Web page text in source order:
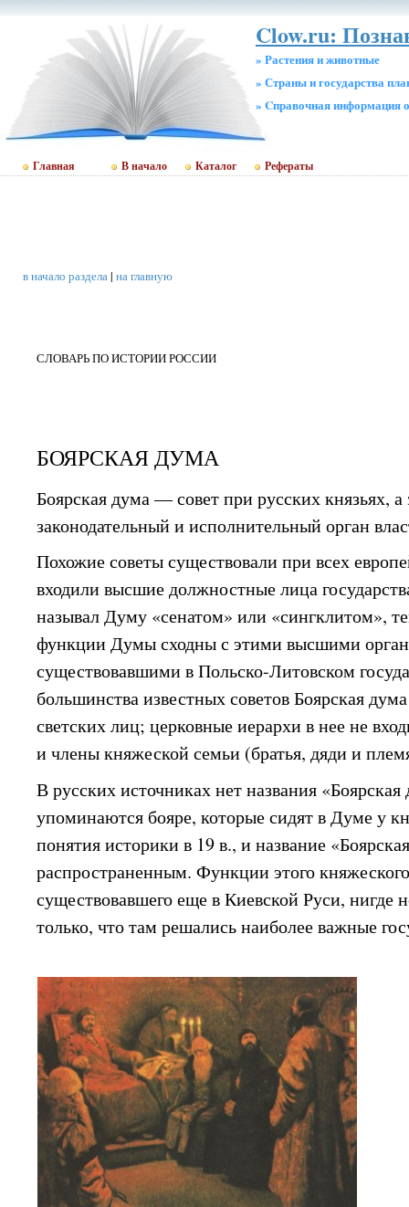
Clow.ru:
» Растения и животные
» Страны и государства
» Cправочная информация
Главная В начало Каталог Рефераты
в начало раздела| на главную
СЛОВАРЬ ПО ИСТОРИИ РОССИИ
БОЯРСКАЯ ДУМА
Боярская дума — совет при русских князьях,
законодательный и исполнительный орган
Похожие советы существовали при всех
входили высшие должностные лица
называл Думу «сенатом» или «сингклитом»,
функции Думы сходны с этими высшими
существовавшими в Польско-Литовском
большинства известных советов Боярская
светских лиц; церковные иерархи в нее не
и члены княжеской семьи (братья, дяди и
В русских источниках нет названия
упоминаются бояре, которые сидят в Думе у
понятия историки в 19 в., и название
распространенным. Функции этого
существовавшего еще в Киевской Руси, нигде
только, что там решались наиболее важные